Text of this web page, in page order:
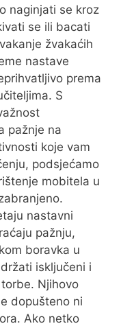
naginjati se kroz
se ili bacati
žvakaćih
nastave
prema
S
pažnje na
koje vam
podsjećamo
mobitela u
nastavni
pažnju,
boravka u
isključeni i
Njihovo
dopušteno ni
Ako netko